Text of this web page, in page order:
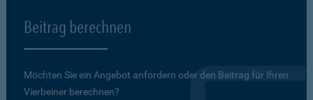
Beitrag berechnen
Möchten Sie ein Angebot anfordern oder den Beitrag für Ihren
Vierbeiner berechnen?